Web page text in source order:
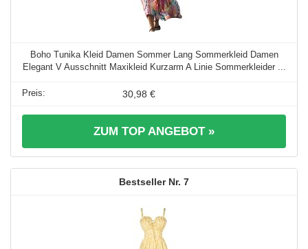
Boho Tunika Kleid Damen Sommer Lang Sommerkleid Damen
Elegant V Ausschnitt Maxikleid Kurzarm A Linie Sommerkleider ...
30,98 €
ZUM TOP ANGEBOT »
7